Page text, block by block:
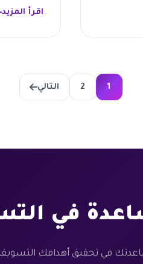
اقرأ المزيد
1
2 التالي
في
في تحقيق أهدافك